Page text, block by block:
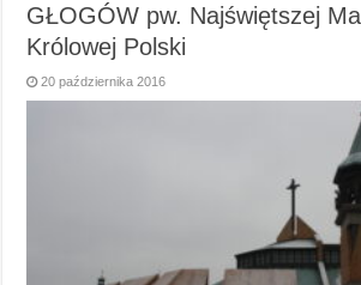
GŁOGÓW pw. Najświętszej
Królowej Polski
20 października 2016